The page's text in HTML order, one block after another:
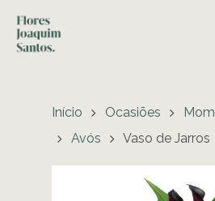
Início Ocasiões
Avós
Vaso de Jarros